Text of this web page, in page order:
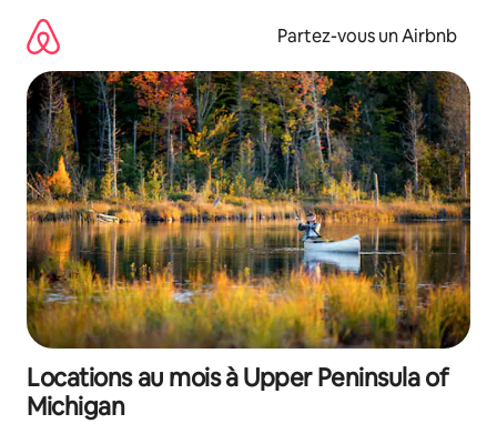
directement
contenu
Partez-vous un Airbnb
Locations au mois à Upper Peninsula of
Michigan